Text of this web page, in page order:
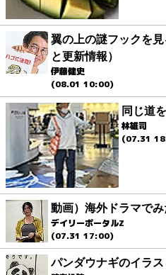
翼の上の謎フックを
と更新情報）
伊藤健史
(08.01 10:00)
同じ道
林雄司
(07.31
動画）海外ドラマで
デイリーポータルZ
(07.31 17:00)
パンダウナギのイラ